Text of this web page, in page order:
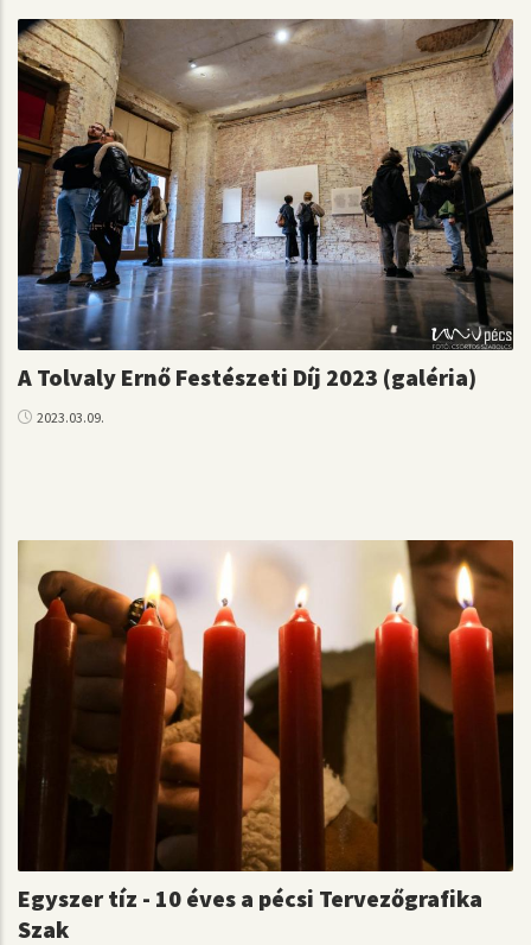
A Tolvaly Ernő Festészeti Díj 2023 (galéria)
2023.03.09.
Egyszer tíz - 10 éves a pécsi Tervezőgrafika
Szak